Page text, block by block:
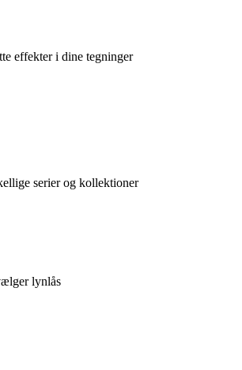
effekter i dine tegninger
serier og kollektioner
lynlås